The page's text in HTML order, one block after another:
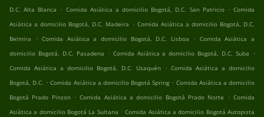
D.C. Alta Blanca
. Comida Asiática a domicilio Bogotá, D.C. San Patricio . Comida
Asiática a domicilio Bogotá, D.C. Madeira . Comida Asiática a domicilio Bogotá, D.C.
Belmira
. Comida Asiática a domicilio Bogotá, D.C. Lisboa . Comida Asiática a
domicilio Bogotá, D.C. Pasadena . Comida Asiática a domicilio Bogotá, D.C. Suba .
Comida Asiática a domicilio Bogotá, D.C. Usaquén . Comida Asiática a domicilio
Bogotá, D.C. . Comida Asiática a domicilio Bogotá Spring . Comida Asiática a domicilio
Bogotá Prado Pinzon . Comida Asiática a domicilio Bogotá Prado Norte . Comida
Asiática a domicilio Bogotá La Sultana . Comida Asiática a domicilio Bogotá Autopista